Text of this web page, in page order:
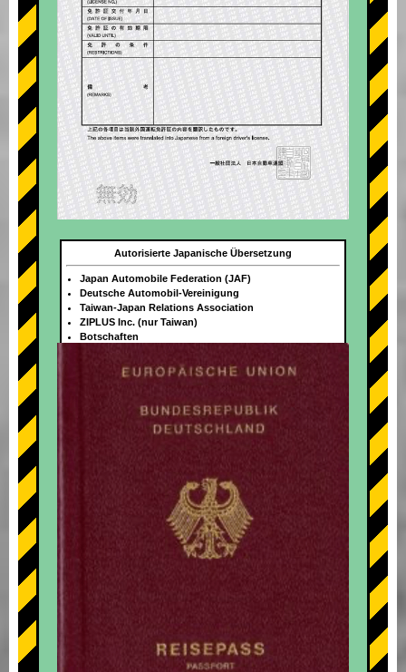
+
Autorisierte Japanische Übersetzung
Japan Automobile Federation (JAF)
Deutsche Automobil-Vereinigung
Taiwan-Japan Relations Association
ZIPLUS Inc. (nur Taiwan)
Botschaften